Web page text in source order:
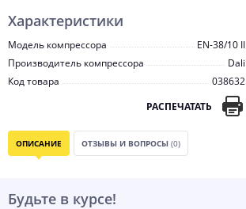
Характеристики
Модель компрессора
EN-38/10 II
Производитель компрессора
Dali
Код товара
038632
РАСПЕЧАТАТЬ
ОПИСАНИЕ ОТЗЫВЫ И ВОПРОСЫ (0)
Будьте в курсе!